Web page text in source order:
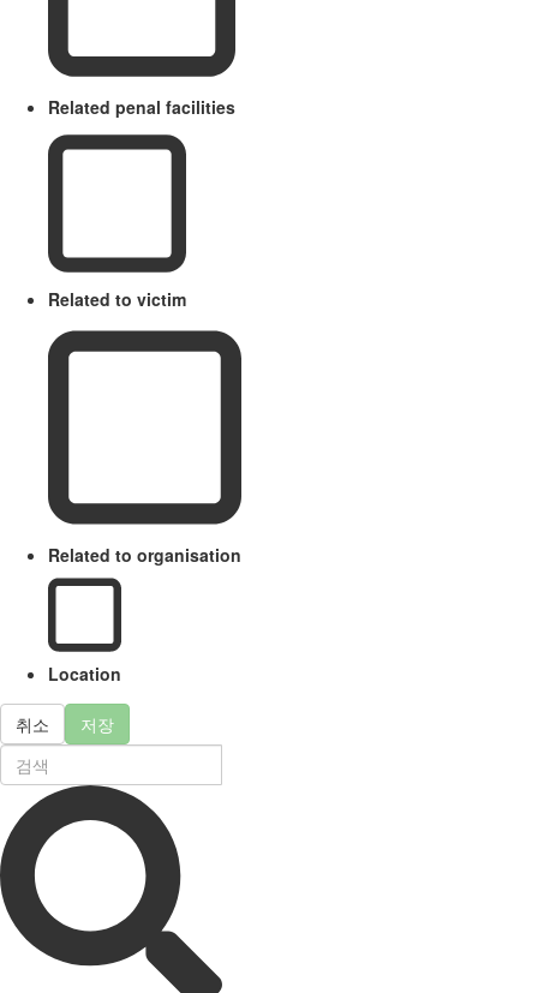
Related penal facilities
Related to victim
Related to organisation
Location
취소 저장